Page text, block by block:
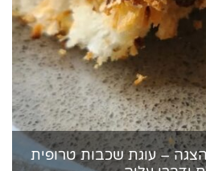
– עוגת שכבות טרופית